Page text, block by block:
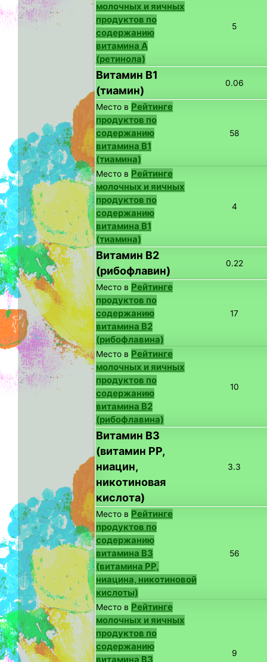
молочных и яичных
продуктов по
содержанию
витамина A
(ретинола)
5
Витамин B1
(тиамин)
0.06
Место в Рейтинге
продуктов по
содержанию
витамина B1
(тиамина)
58
Место в Рейтинге
молочных и яичных
продуктов по
содержанию
витамина B1
(тиамина)
4
Витамин B2
(рибофлавин)
0.22
Место в Рейтинге
продуктов по
содержанию
витамина B2
(рибофлавина)
17
Место в Рейтинге
молочных и яичных
продуктов по
содержанию
витамина B2
(рибофлавина)
10
Витамин B3
(витамин PP,
ниацин,
никотиновая
кислота)
3.3
Место в Рейтинге
продуктов по
содержанию
витамина B3
(витамина PP,
ниацина, никотиновой
кислоты)
56
Место в Рейтинге
молочных и яичных
продуктов по
содержанию
9